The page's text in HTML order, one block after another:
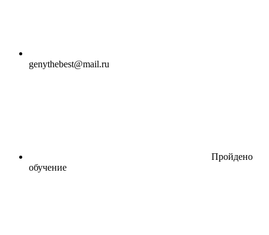
genythebest@mail.ru
Пройдено
обучение